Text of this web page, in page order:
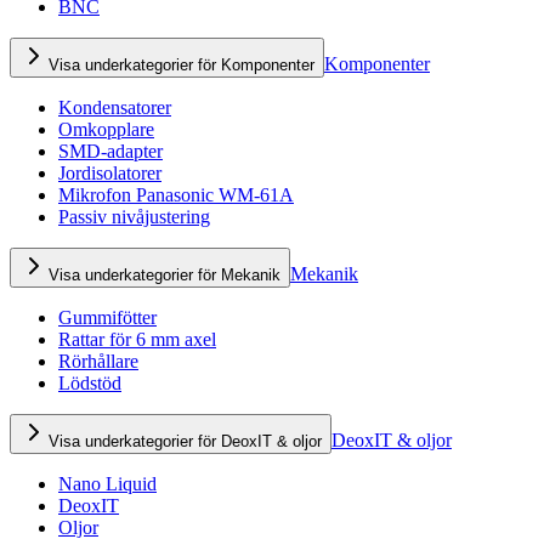
BNC
Visa underkategorier för Komponenter Komponenter
Kondensatorer
Omkopplare
SMD-adapter
Jordisolatorer
Mikrofon Panasonic WM-61A
Passiv nivåjustering
Visa underkategorier för Mekanik Mekanik
Gummifötter
Rattar för 6 mm axel
Rörhållare
Lödstöd
Visa underkategorier för DeoxIT & oljor DeoxIT & oljor
Nano Liquid
DeoxIT
Oljor